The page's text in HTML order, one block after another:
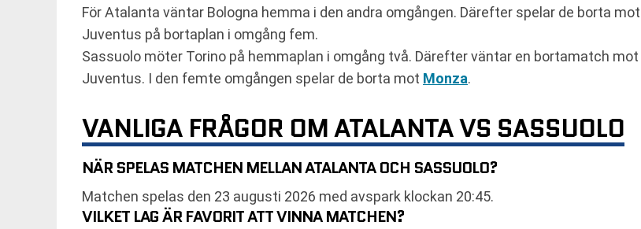
För Atalanta väntar Bologna hemma i den andra omgången. Därefter spelar de borta
Juventus på bortaplan i omgång fem.
Sassuolo möter Torino på hemmaplan i omgång två. Därefter väntar en bortamatch
Juventus. I den femte omgången spelar de borta mot Monza.
VANLIGA FRÅGOR OM ATALANTA VS SASSUOLO
NÄR SPELAS MATCHEN MELLAN ATALANTA OCH SASSUOLO?
Matchen spelas den 23 augusti 2026 med avspark klockan 20:45.
VILKET LAG ÄR FAVORIT ATT VINNA MATCHEN?